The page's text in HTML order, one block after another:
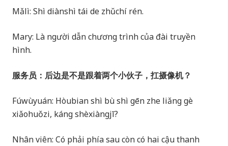
Mǎlì: Shì diànshì tái de zhǔchí rén.
Mary: Là người dẫn chương trình của đài truyền
hình.
服务员：后边是不是跟着两个小伙子，扛摄像机？
Fúwùyuán: Hòubian shì bù shì gēn zhe liǎng gè
xiǎohuǒzi, káng shèxiàngjī?
Nhân viên: Có phải phía sau còn có hai cậu thanh